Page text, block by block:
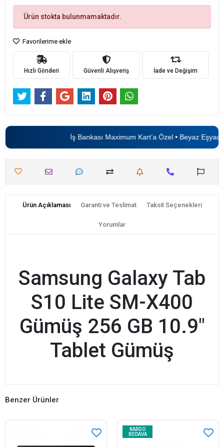
Ürün stokta bulunmamaktadır.
Favorilerime ekle
Hızlı Gönderi Güvenli Alışveriş İade ve Değişim
İş Bankası Maximum Kart’a Özel • Beyaz Eşyada
Ürün Açıklaması Garanti ve Teslimat Taksit Seçenekleri
Yorumlar
Samsung Galaxy Tab
S10 Lite SM-X400
Gümüş 256 GB 10.9"
Tablet Gümüş
Benzer Ürünler
KARGO
BEDAVA